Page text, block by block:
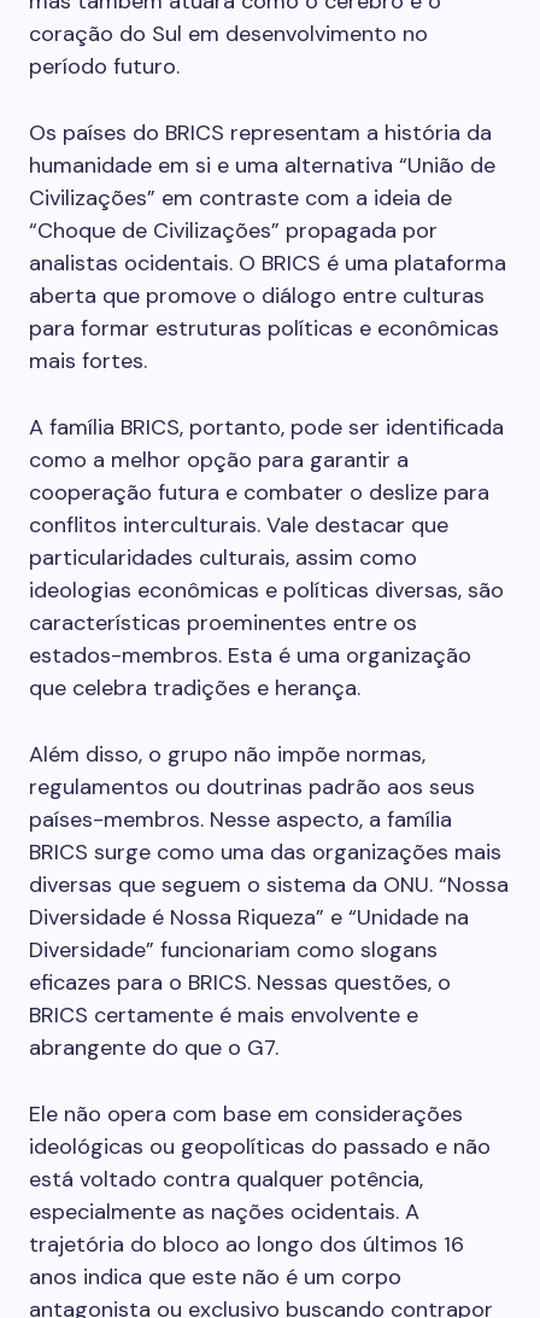
coração do Sul em desenvolvimento no
período futuro.
Os países do BRICS representam a história da
humanidade em si e uma alternativa “União de
Civilizações” em contraste com a ideia de
“Choque de Civilizações” propagada por
analistas ocidentais. O BRICS é uma plataforma
aberta que promove o diálogo entre culturas
para formar estruturas políticas e econômicas
mais fortes.
A família BRICS, portanto, pode ser identificada
como a melhor opção para garantir a
cooperação futura e combater o deslize para
conflitos interculturais. Vale destacar que
particularidades culturais, assim como
ideologias econômicas e políticas diversas, são
características proeminentes entre os
estados-membros. Esta é uma organização
que celebra tradições e herança.
Além disso, o grupo não impõe normas,
regulamentos ou doutrinas padrão aos seus
países-membros. Nesse aspecto, a família
BRICS surge como uma das organizações mais
diversas que seguem o sistema da ONU. “Nossa
Diversidade é Nossa Riqueza” e “Unidade na
Diversidade” funcionariam como slogans
eficazes para o BRICS. Nessas questões, o
BRICS certamente é mais envolvente e
abrangente do que o G7.
Ele não opera com base em considerações
ideológicas ou geopolíticas do passado e não
está voltado contra qualquer potência,
especialmente as nações ocidentais. A
trajetória do bloco ao longo dos últimos 16
anos indica que este não é um corpo
antagonista ou exclusivo buscando contrapor